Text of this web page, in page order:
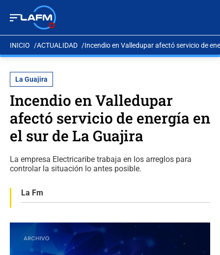
INICIO ACTUALIDAD Incendio en Valledupar afectó servicio de
La Guajira
Incendio en Valledupar
afectó servicio de energía en
el sur de La Guajira
La empresa Electricaribe trabaja en los arreglos para
controlar la situación lo antes posible.
La Fm